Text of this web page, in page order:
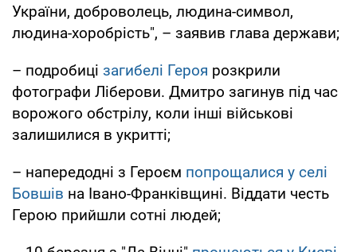
України, доброволець, людина-символ,
людина-хоробрість", – заявив глава держави;
– подробиці загибелі Героя розкрили
фотографи Ліберови. Дмитро загинув під час
ворожого обстрілу, коли інші військові
залишилися в укритті;
– напередодні з Героєм попрощалися у селі
Бовшів на Івано-Франківщині. Віддати честь
Герою прийшли сотні людей;